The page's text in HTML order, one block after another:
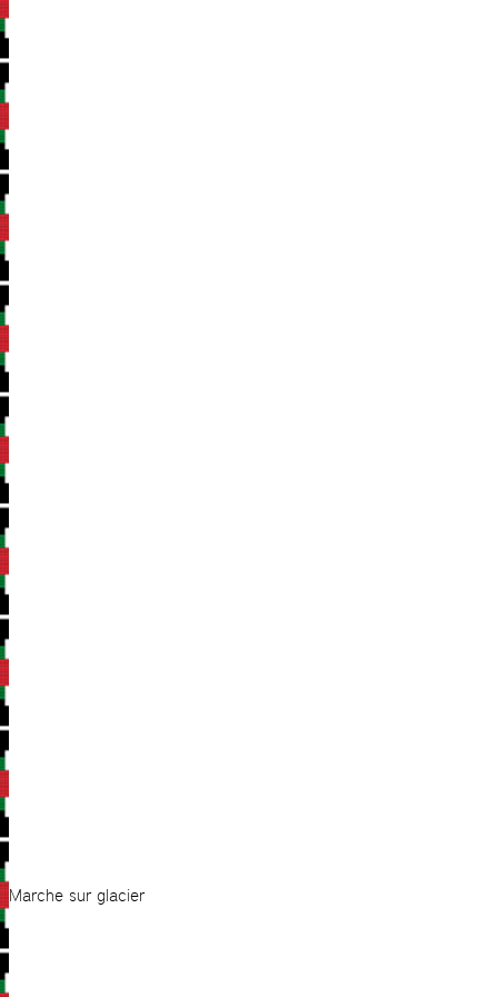
Marche sur glacier